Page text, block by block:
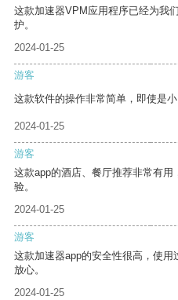
这款加速器VPM应用程序已经为我
护。
2024-01-25
游客
这款软件的操作非常简单，即使是小
2024-01-25
游客
这款app的酒店、餐厅推荐非常有
验。
2024-01-25
游客
这款加速器app的安全性很高，使
放心。
2024-01-25